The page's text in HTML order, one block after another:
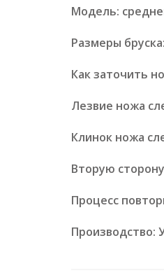
Модель:
Размеры
Как заточить
Лезвие ножа
Клинок ножа
Вторую
Процесс
Производство: